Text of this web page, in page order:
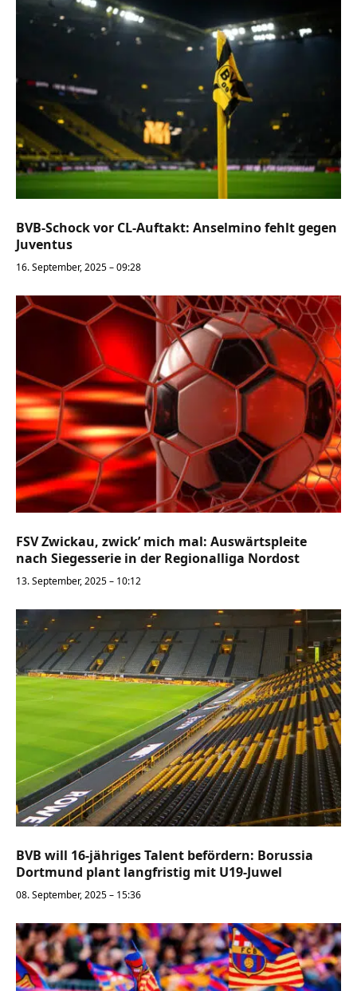
BVB-Schock vor CL-Auftakt: Anselmino fehlt gegen
Juventus
16. September, 2025 – 09:28
FSV Zwickau, zwick’ mich mal: Auswärtspleite
nach Siegesserie in der Regionalliga Nordost
13. September, 2025 – 10:12
BVB will 16-jähriges Talent befördern: Borussia
Dortmund plant langfristig mit U19-Juwel
08. September, 2025 – 15:36